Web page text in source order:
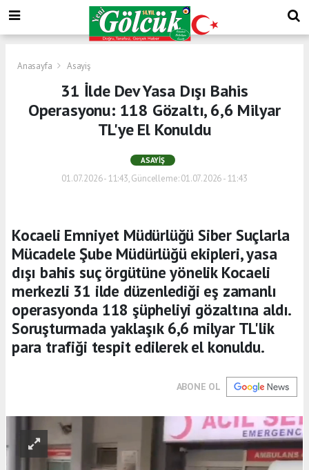
Anasayfa Asayiş
31 İlde Dev Yasa Dışı Bahis
Operasyonu: 118 Gözaltı, 6,6 Milyar
TL'ye El Konuldu
ASAYIŞ
01.07.2026 - 11:43, Güncelleme: 01.07.2026 - 11:43
Kocaeli Emniyet Müdürlüğü Siber Suçlarla
Mücadele Şube Müdürlüğü ekipleri, yasa
dışı bahis suç örgütüne yönelik Kocaeli
merkezli 31 ilde düzenlediği eş zamanlı
operasyonda 118 şüpheliyi gözaltına aldı.
Soruşturmada yaklaşık 6,6 milyar TL'lik
para trafiği tespit edilerek el konuldu.
ABONE OL